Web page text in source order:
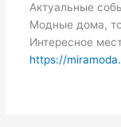
Актуальные
Модные дома,
Интересное
https://